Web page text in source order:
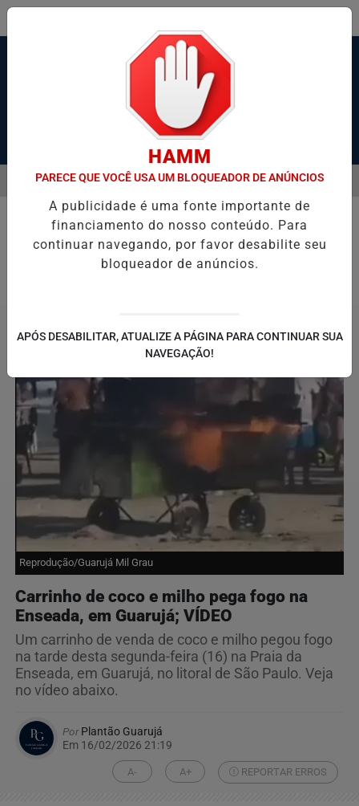
Pesquisar Notícia
HOMEM É SOCORRIDO EM ESTADO GRAVE APÓS SER
EM ALTA
MENU
Reprodução/Guarujá Mil Grau
Carrinho de coco e milho pega fogo na
Enseada, em Guarujá; VÍDEO
Um carrinho de venda de coco e milho pegou fogo
na tarde desta segunda-feira (16) na Praia da
Enseada, em Guarujá, no litoral de São Paulo. Veja
no vídeo abaixo.
PorPlantão Guarujá
Em 16/02/2026 21:19
A- A+ REPORTAR ERROS
HAMM
PARECE QUE VOCÊ USA UM BLOQUEADOR DE ANÚNCIOS
A publicidade é uma fonte importante de
financiamento do nosso conteúdo. Para
continuar navegando, por favor desabilite seu
bloqueador de anúncios.
APÓS DESABILITAR, ATUALIZE A PÁGINA PARA CONTINUAR SUA
NAVEGAÇÃO!